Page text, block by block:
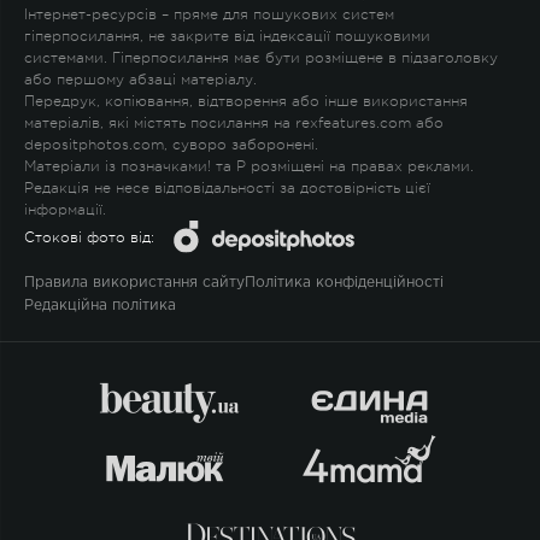
Інтернет-ресурсів – пряме для пошукових систем
гіперпосилання, не закрите від індексації пошуковими
системами. Гіперпосилання має бути розміщене в підзаголовку
або першому абзаці матеріалу.
Передрук, копіювання, відтворення або інше використання
матеріалів, які містять посилання на rexfeatures.com або
depositphotos.com, суворо заборонені.
Матеріали із позначками! та P розміщені на правах реклами.
Редакція не несе відповідальності за достовірність цієї
інформації.
Стокові фото від:
Правила використання сайту Політика конфіденційності
Редакційна політика